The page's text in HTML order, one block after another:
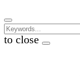
to
content
to close